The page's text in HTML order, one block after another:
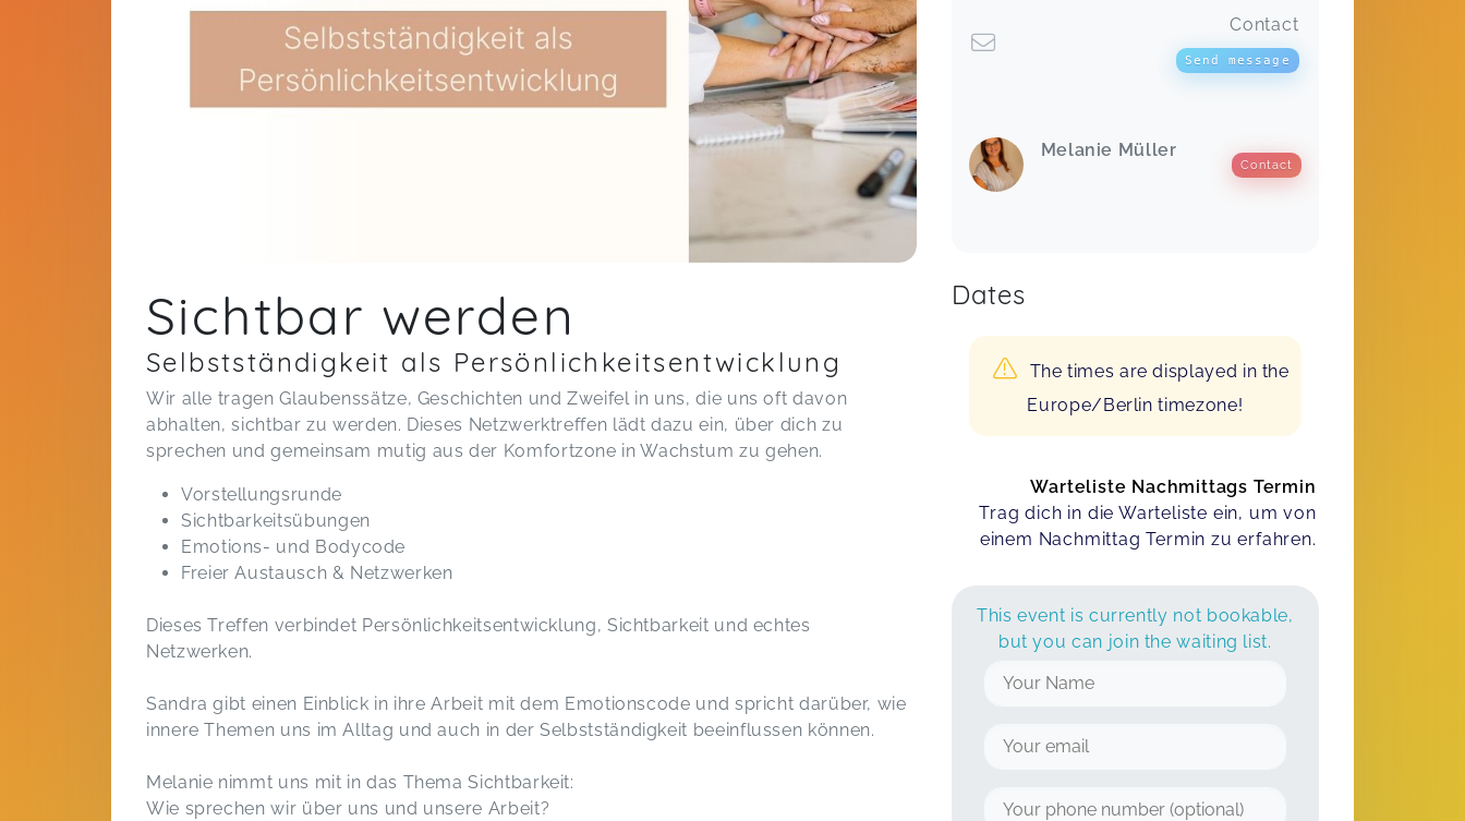
Sichtbar werden
Selbstständigkeit als Persönlichkeitsentwicklung
Wir alle tragen Glaubenssätze, Geschichten und Zweifel in uns, die uns oft davon
abhalten, sichtbar zu werden. Dieses Netzwerktreffen lädt dazu ein, über dich zu
sprechen und gemeinsam mutig aus der Komfortzone in Wachstum zu gehen.
Vorstellungsrunde
Sichtbarkeitsübungen
Emotions- und Bodycode
Freier Austausch & Netzwerken
Dieses Treffen verbindet Persönlichkeitsentwicklung, Sichtbarkeit und echtes
Netzwerken.
Sandra gibt einen Einblick in ihre Arbeit mit dem Emotionscode und spricht darüber, wie
innere Themen uns im Alltag und auch in der Selbstständigkeit beeinflussen können.
Melanie nimmt uns mit in das Thema Sichtbarkeit:
Wie sprechen wir über uns und unsere Arbeit?
Contact
Send message
Melanie Müller
Contact
Dates
The times are displayed in the
Europe/Berlin timezone!
Warteliste Nachmittags Termin
Trag dich in die Warteliste ein, um von
einem Nachmittag Termin zu erfahren.
This event is currently not bookable,
but you can join the waiting list.